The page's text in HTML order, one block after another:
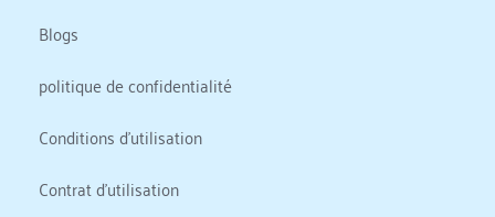
Blogs
politique de confidentialité
Conditions d'utilisation
Contrat d'utilisation